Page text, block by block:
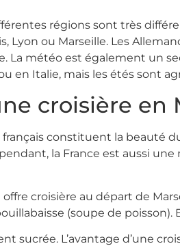
régions sont très
Lyon ou Marseille. Les
La météo est également un
en Italie, mais les étés sont
croisière en
constituent la beauté
la France est aussi
croisière au départ de
(soupe de poisson).
sucrée. L’avantage d’une